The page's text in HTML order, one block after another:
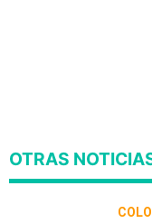
OTRAS